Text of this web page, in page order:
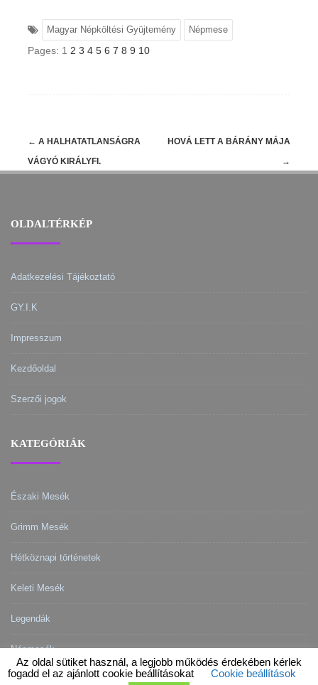
Magyar Népköltési Gyüjtemény Népmese
Pages: 1 2 3 4 5 6 7 8 9 10
Post
navigation
← A HALHATATLANSÁGRA
VÁGYÓ KIRÁLYFI.
HOVÁ LETT A BÁRÁNY MÁJA
→
OLDALTÉRKÉP
Adatkezelési Tájékoztató
GY.I.K
Impresszum
Kezdőoldal
Szerzői jogok
KATEGÓRIÁK
Északi Mesék
Grimm Mesék
Hétköznapi történetek
Keleti Mesék
Legendák
Népmesék
Az oldal sütiket használ, a legjobb működés érdekében kérlek
fogadd el az ajánlott cookie beállításokat
Cookie beállítások